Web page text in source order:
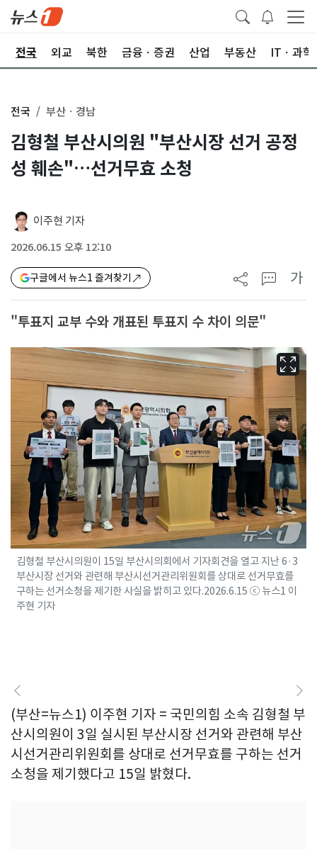
전국 외교 북한 금융ㆍ증권 산업 부동산 ITㆍ과학
전국 부산ㆍ경남
김형철 부산시의원 "부산시장 선거 공정
성 훼손"…선거무효 소청
이주현 기자
2026.06.15 오후 12:10
구글에서 뉴스1 즐겨찾기 가
"투표지 교부 수와 개표된 투표지 수 차이 의문"
김형철 부산시의원이 15일 부산시의회에서 기자회견을 열고 지난 6·3
부산시장 선거와 관련해 부산시선거관리위원회를 상대로 선거무효를
구하는 선거소청을 제기한 사실을 밝히고 있다.2026.6.15 ⓒ 뉴스1 이
주현 기자
(부산=뉴스1) 이주현 기자 = 국민의힘 소속 김형철 부
산시의원이 3일 실시된 부산시장 선거와 관련해 부산
시선거관리위원회를 상대로 선거무효를 구하는 선거
소청을 제기했다고 15일 밝혔다.